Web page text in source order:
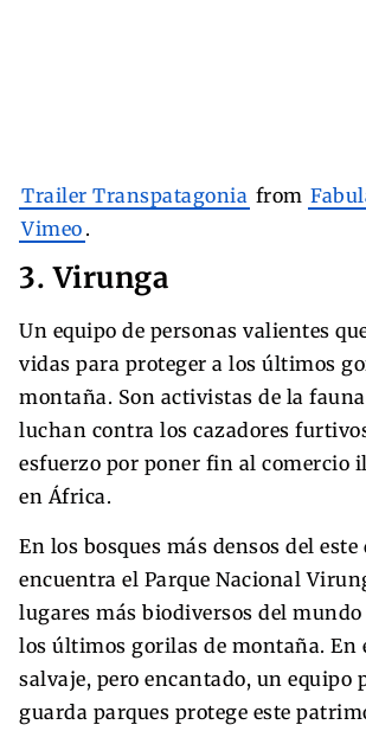
Trailer Transpatagonia from
Vimeo .
3. Virunga
Un equipo de personas valientes
vidas para proteger a los últimos
montaña. Son activistas de la
luchan contra los cazadores
esfuerzo por poner fin al comercio
en África.
En los bosques más densos del este
encuentra el Parque Nacional
lugares más biodiversos del
los últimos gorilas de montaña. En
salvaje, pero encantado, un equipo
guarda parques protege este